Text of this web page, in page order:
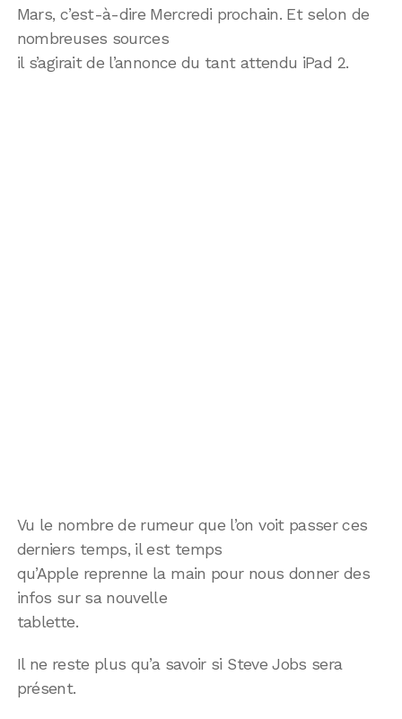
Mars, c’est-à-dire Mercredi prochain. Et selon de
nombreuses sources
il s’agirait de l’annonce du tant attendu iPad 2.
Vu le nombre de rumeur que l’on voit passer ces
derniers temps, il est temps
qu’Apple reprenne la main pour nous donner des
infos sur sa nouvelle
tablette.
Il ne reste plus qu’a savoir si Steve Jobs sera
présent.